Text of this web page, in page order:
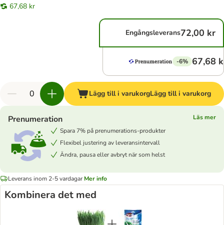
67,68 kr
Engångsleverans72,00 kr
-6% 67,68
Lägg till i varukorgLägg till i varukorg
Prenumeration
Läs mer
Spara 7% på prenumerations-produkter
Flexibel justering av leveransintervall
Ändra, pausa eller avbryt när som helst
Leverans inom 2-5 vardagar Mer info
Kombinera det med